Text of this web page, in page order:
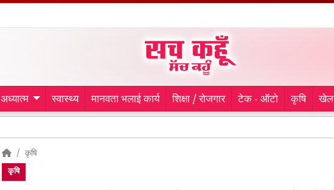
अध्यात्म स्वास्थ्य मानवता भलाई कार्य शिक्षा / रोजगार टेक - ऑटो कृषि खेल
*भगवंत
कृषि
कृषि